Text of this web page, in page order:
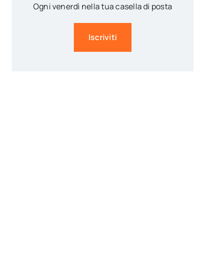
Ogni venerdì nella tua casella di posta
Iscriviti